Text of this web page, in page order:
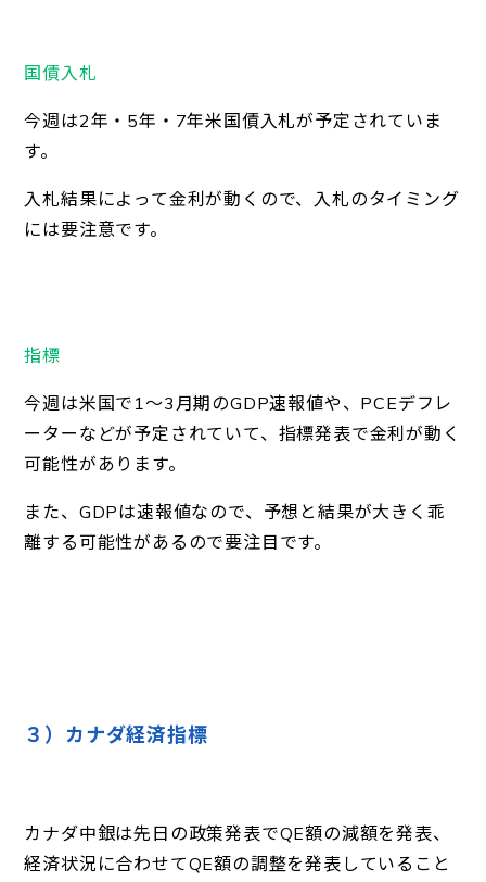
国債入札
今週は2年・5年・7年米国債入札が予定されていま
す。
入札結果によって金利が動くので、入札のタイミング
には要注意です。
指標
今週は米国で1～3月期のGDP速報値や、PCEデフレ
ーターなどが予定されていて、指標発表で金利が動く
可能性があります。
また、GDPは速報値なので、予想と結果が大きく乖
離する可能性があるので要注目です。
３）カナダ経済指標
カナダ中銀は先日の政策発表でQE額の減額を発表、
経済状況に合わせてQE額の調整を発表していること